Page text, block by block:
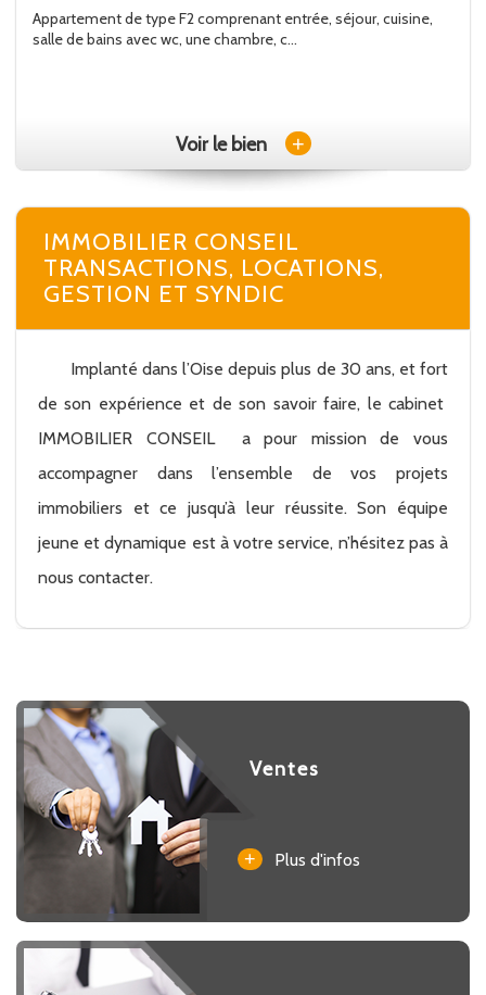
Appartement de type F2 comprenant entrée, séjour, cuisine,
salle de bains avec wc, une chambre, c...
Voir le bien +
IMMOBILIER CONSEIL
TRANSACTIONS, LOCATIONS,
GESTION ET SYNDIC
Implanté dans l’Oise depuis plus de 30 ans, et fort
de son expérience et de son savoir faire, le cabinet
IMMOBILIER CONSEIL a pour mission de vous
accompagner dans l’ensemble de vos projets
immobiliers et ce jusqu’à leur réussite. Son équipe
jeune et dynamique est à votre service, n’hésitez pas à
nous contacter.
Ventes
+ Plus d'infos